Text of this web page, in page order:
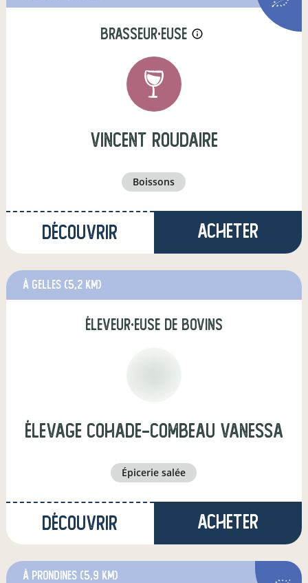
brasseur·euse info_outline
vincent roudaire
boissons
Découvrir Acheter
à Gelles (5,2 km)
éleveur·euse de bovins
Élevage Cohade-Combeau Vanessa
épicerie salée
Découvrir Acheter
à Prondines (5,9 km)